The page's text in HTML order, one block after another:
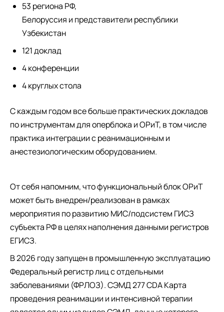
53 региона РФ,
Белоруссия и представители республики
Узбекистан
121 доклад
4 конференции
4 круглых стола
С каждым годом все больше практических докладов
по инструментам для оперблока и ОРиТ, в том числе
практика интеграции с реанимационным и
анестезиологическим оборудованием.
От себя напомним, что функциональный блок ОРиТ
может быть внедрен/реализован в рамках
мероприятия по развитию МИС/подсистем ГИСЗ
субъекта РФ в целях наполнения данными регистров
ЕГИСЗ.
В 2026 году запущен в промышленную эксплуатацию
Федеральный регистр лиц с отдельными
заболеваниями (ФРЛОЗ). СЭМД 277 CDA Карта
проведения реанимации и интенсивной терапии